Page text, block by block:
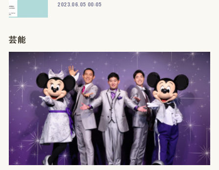
2023.06.05 00:05
芸能